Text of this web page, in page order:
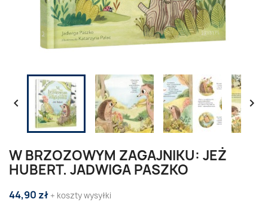
 
W BRZOZOWYM ZAGAJNIKU: JEŻ
HUBERT. JADWIGA PASZKO
44,90 zł + koszty wysyłki